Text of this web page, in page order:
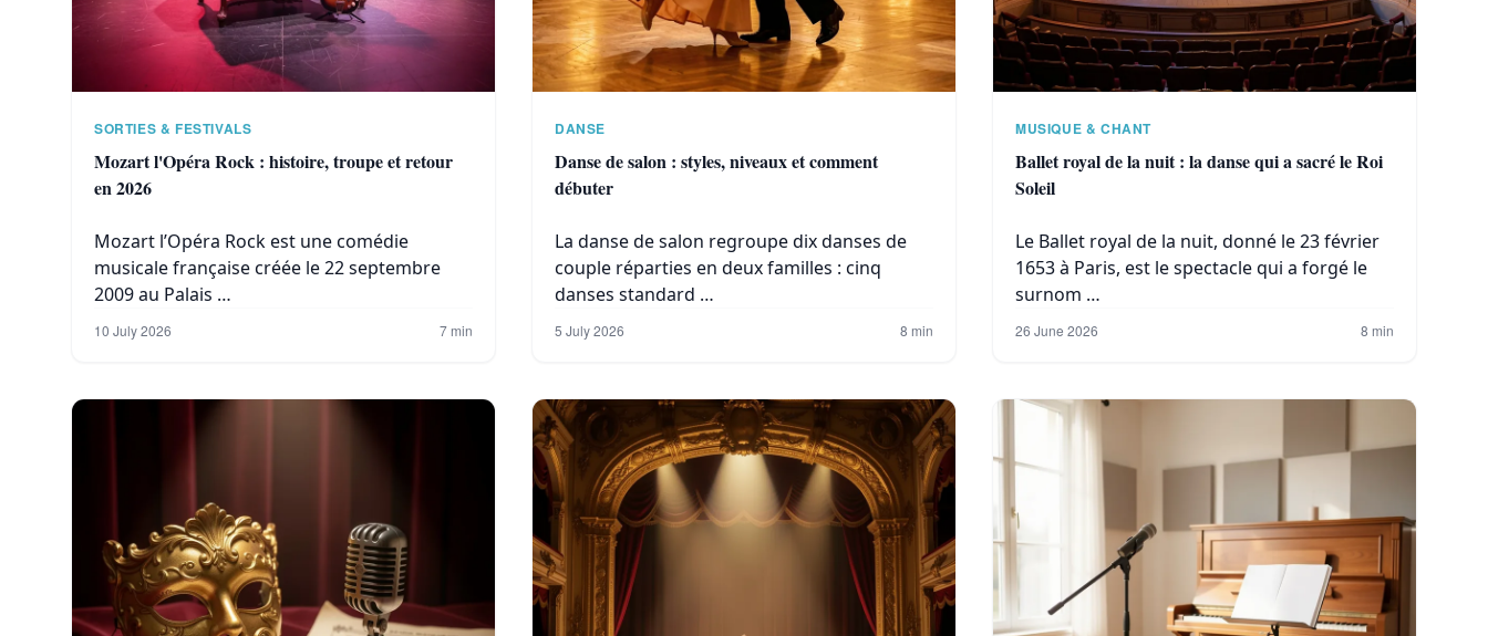
SORTIES & FESTIVALS
Mozart l'Opéra Rock : histoire, troupe et retour
en 2026
Mozart l’Opéra Rock est une comédie
musicale française créée le 22 septembre
2009 au Palais …
10 July 2026 7 min
DANSE
Danse de salon : styles, niveaux et comment
débuter
La danse de salon regroupe dix danses de
couple réparties en deux familles : cinq
danses standard …
5 July 2026 8 min
MUSIQUE & CHANT
Ballet royal de la nuit : la danse qui a sacré le Roi
Soleil
Le Ballet royal de la nuit, donné le 23 février
1653 à Paris, est le spectacle qui a forgé le
surnom …
26 June 2026 8 min